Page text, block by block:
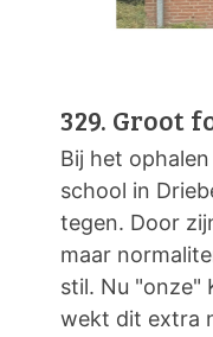
329. Groot
Bij het
school in
tegen. Door
maar
stil. Nu "onze"
wekt dit extra